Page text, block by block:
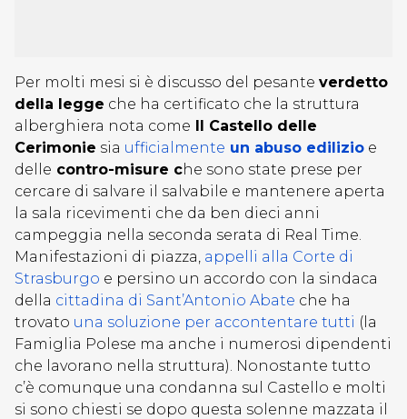
Per molti mesi si è discusso del pesante verdetto
della legge che ha certificato che la struttura
alberghiera nota come Il Castello delle
Cerimonie sia ufficialmente un abuso edilizio e
delle contro-misure che sono state prese per
cercare di salvare il salvabile e mantenere aperta
la sala ricevimenti che da ben dieci anni
campeggia nella seconda serata di Real Time.
Manifestazioni di piazza, appelli alla Corte di
Strasburgo e persino un accordo con la sindaca
della cittadina di Sant’Antonio Abate che ha
trovato una soluzione per accontentare tutti (la
Famiglia Polese ma anche i numerosi dipendenti
che lavorano nella struttura). Nonostante tutto
c’è comunque una condanna sul Castello e molti
si sono chiesti se dopo questa solenne mazzata il